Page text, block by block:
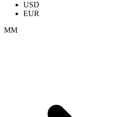
USD
EUR
ММ